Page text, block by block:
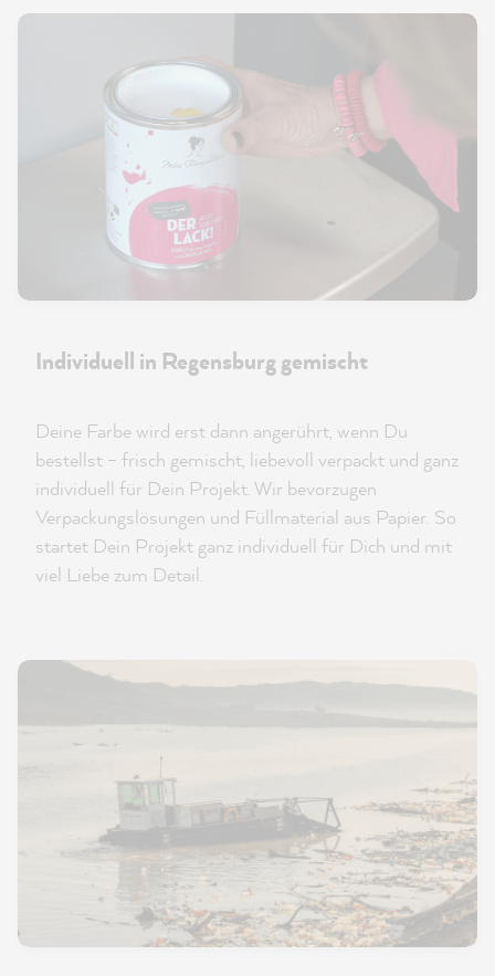
Individuell in Regensburg gemischt
Deine Farbe wird erst dann angerührt, wenn Du
bestellst – frisch gemischt, liebevoll verpackt und ganz
individuell für Dein Projekt. Wir bevorzugen
Verpackungslösungen und Füllmaterial aus Papier. So
startet Dein Projekt ganz individuell für Dich und mit
viel Liebe zum Detail.